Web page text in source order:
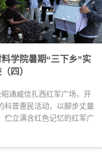
学院暑期“三下乡”实
四）
通威信扎西红军广场，开
科普惠民活动，以脚步丈量
伫立满含红色记忆的红军广
的奋斗精神深深感染全体